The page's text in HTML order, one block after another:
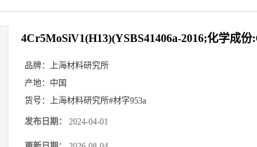
4Cr5MoSiV1(H13)(YSBS41406a-2016;化学成
品牌：
上海材料研究所
产地： 中国
货号：
上海材料研究所#材字953a
发布日期： 2024-04-01